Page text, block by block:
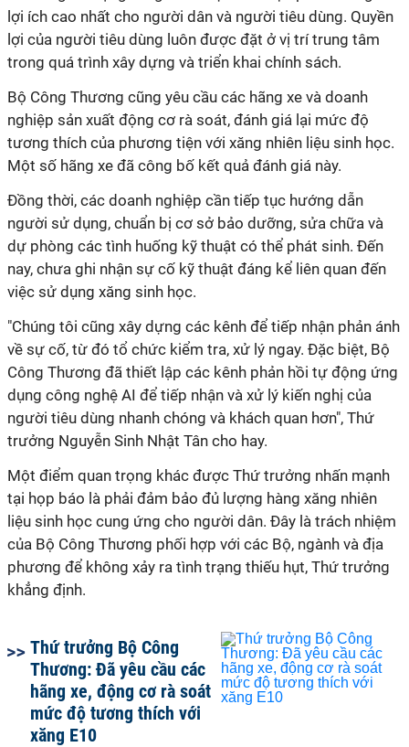
lợi ích cao nhất cho người dân và người tiêu dùng. Quyền
lợi của người tiêu dùng luôn được đặt ở vị trí trung tâm
trong quá trình xây dựng và triển khai chính sách.
Bộ Công Thương cũng yêu cầu các hãng xe và doanh
nghiệp sản xuất động cơ rà soát, đánh giá lại mức độ
tương thích của phương tiện với xăng nhiên liệu sinh học.
Một số hãng xe đã công bố kết quả đánh giá này.
Đồng thời, các doanh nghiệp cần tiếp tục hướng dẫn
người sử dụng, chuẩn bị cơ sở bảo dưỡng, sửa chữa và
dự phòng các tình huống kỹ thuật có thể phát sinh. Đến
nay, chưa ghi nhận sự cố kỹ thuật đáng kể liên quan đến
việc sử dụng xăng sinh học.
"Chúng tôi cũng xây dựng các kênh để tiếp nhận phản ánh
về sự cố, từ đó tổ chức kiểm tra, xử lý ngay. Đặc biệt, Bộ
Công Thương đã thiết lập các kênh phản hồi tự động ứng
dụng công nghệ AI để tiếp nhận và xử lý kiến nghị của
người tiêu dùng nhanh chóng và khách quan hơn", Thứ
trưởng Nguyễn Sinh Nhật Tân cho hay.
Một điểm quan trọng khác được Thứ trưởng nhấn mạnh
tại họp báo là phải đảm bảo đủ lượng hàng xăng nhiên
liệu sinh học cung ứng cho người dân. Đây là trách nhiệm
của Bộ Công Thương phối hợp với các Bộ, ngành và địa
phương để không xảy ra tình trạng thiếu hụt, Thứ trưởng
khẳng định.
Thứ trưởng Bộ Công
Thương: Đã yêu cầu các
hãng xe, động cơ rà soát
mức độ tương thích với
xăng E10